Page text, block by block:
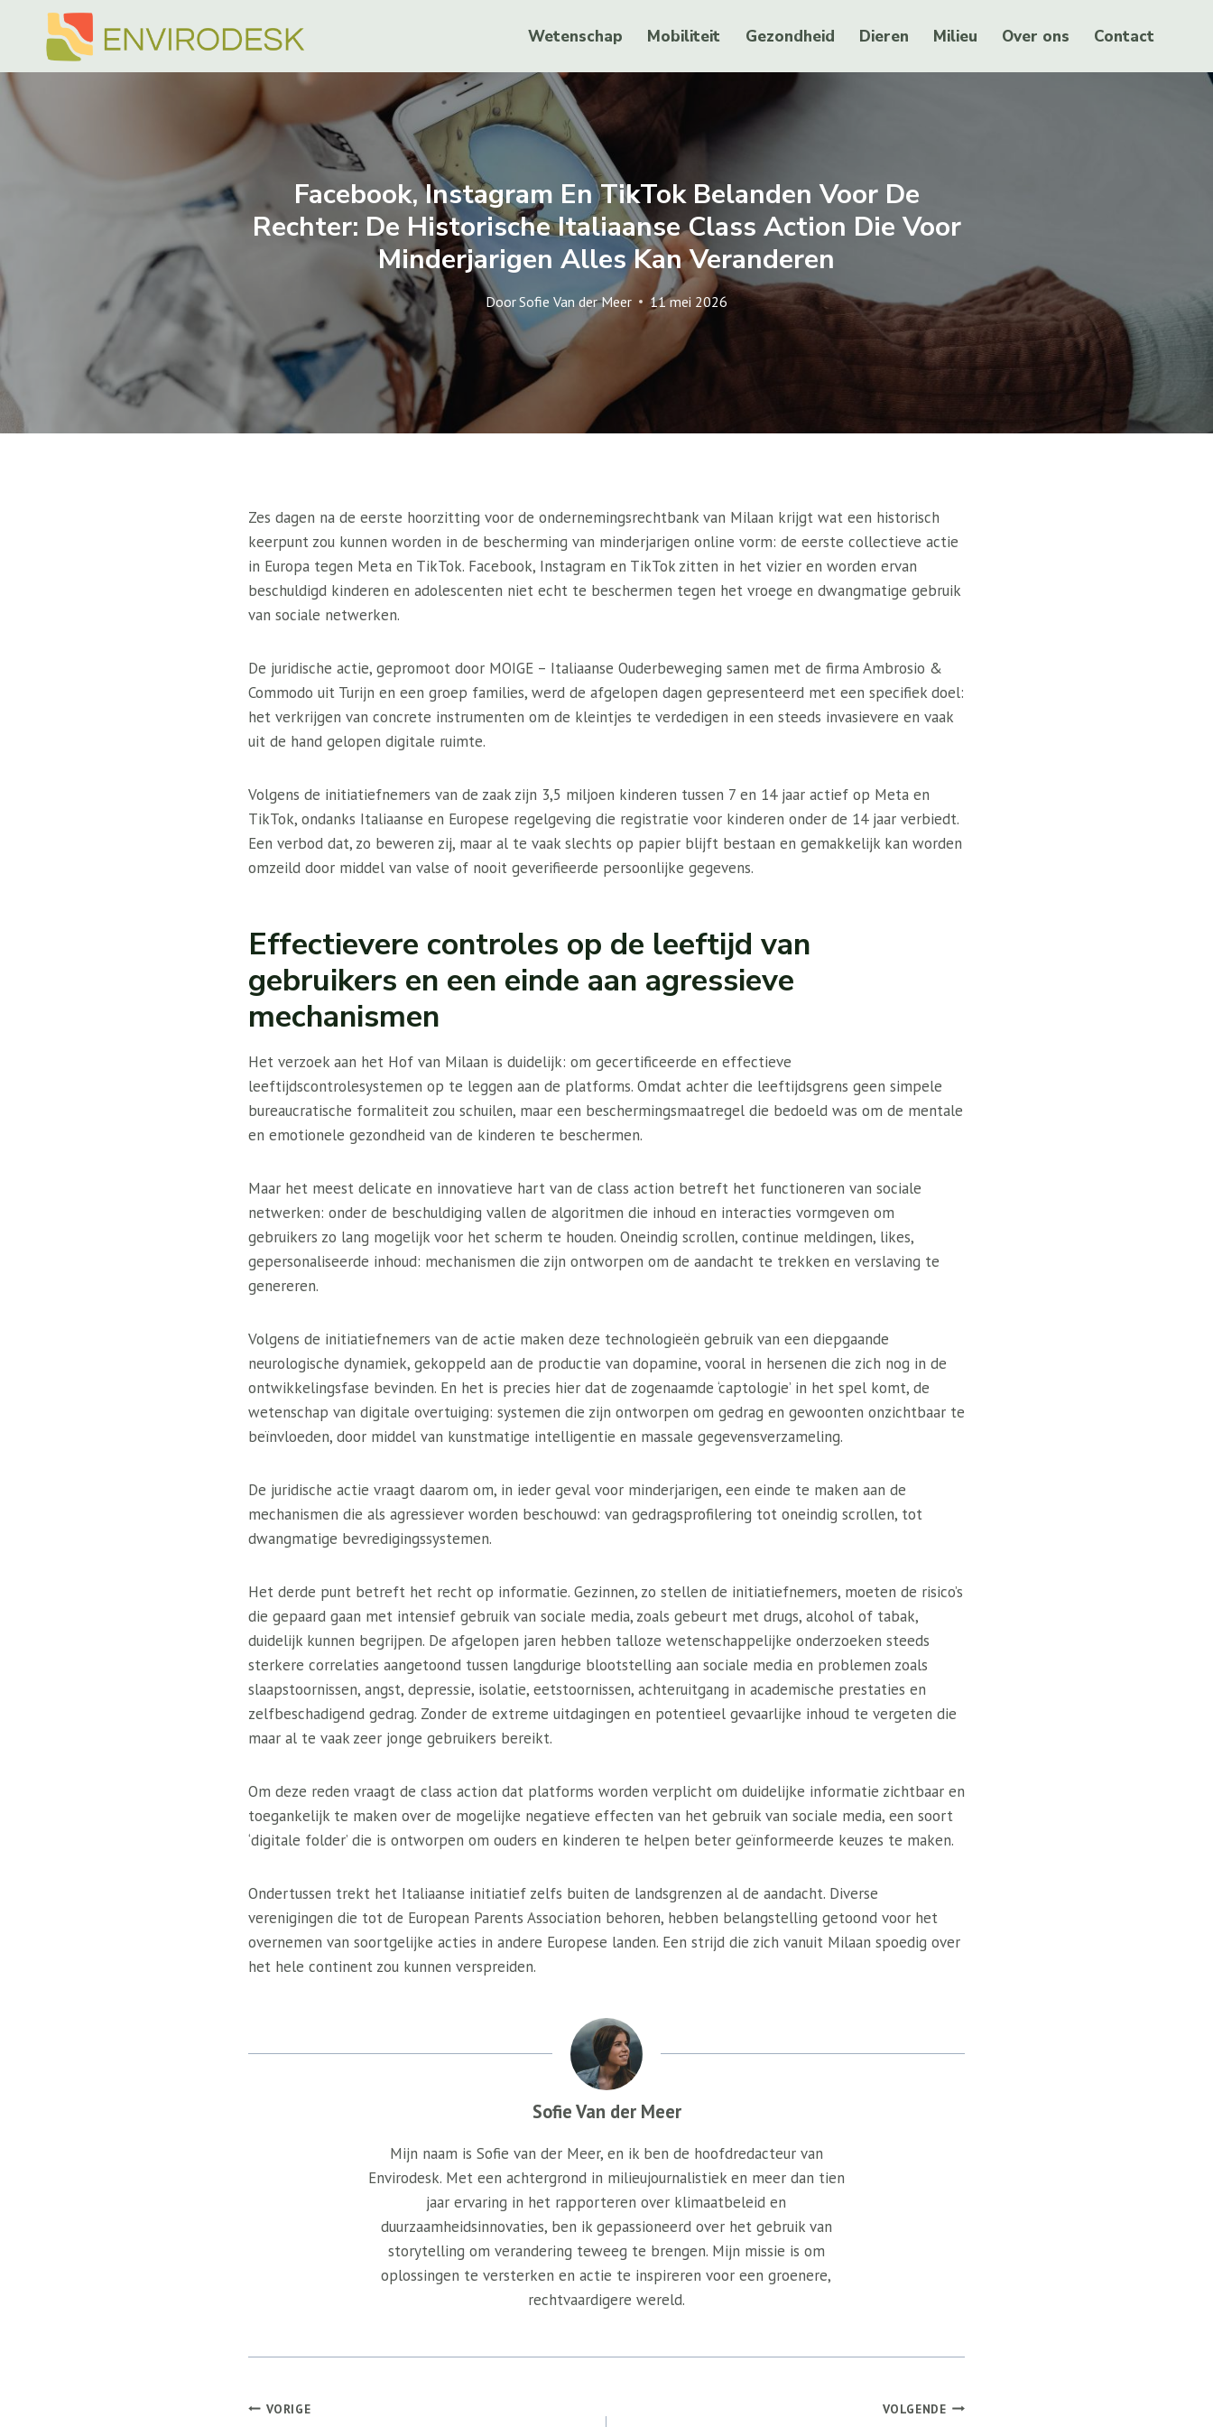
Doorgaan
Wetenschap Mobiliteit Gezondheid Dieren Milieu Over ons Contact
Facebook, Instagram En TikTok Belanden Voor De
Rechter: De Historische Italiaanse Class Action Die Voor
Minderjarigen Alles Kan Veranderen
DoorSofie Van der Meer 11 mei 2026
Zes dagen na de eerste hoorzitting voor de ondernemingsrechtbank van Milaan krijgt wat een historisch
keerpunt zou kunnen worden in de bescherming van minderjarigen online vorm: de eerste collectieve actie
in Europa tegen Meta en TikTok. Facebook, Instagram en TikTok zitten in het vizier en worden ervan
beschuldigd kinderen en adolescenten niet echt te beschermen tegen het vroege en dwangmatige gebruik
van sociale netwerken.
De juridische actie, gepromoot door MOIGE – Italiaanse Ouderbeweging samen met de firma Ambrosio &
Commodo uit Turijn en een groep families, werd de afgelopen dagen gepresenteerd met een specifiek doel:
het verkrijgen van concrete instrumenten om de kleintjes te verdedigen in een steeds invasievere en vaak
uit de hand gelopen digitale ruimte.
Volgens de initiatiefnemers van de zaak zijn 3,5 miljoen kinderen tussen 7 en 14 jaar actief op Meta en
TikTok, ondanks Italiaanse en Europese regelgeving die registratie voor kinderen onder de 14 jaar verbiedt.
Een verbod dat, zo beweren zij, maar al te vaak slechts op papier blijft bestaan ​​en gemakkelijk kan worden
omzeild door middel van valse of nooit geverifieerde persoonlijke gegevens.
Effectievere controles op de leeftijd van
gebruikers en een einde aan agressieve
mechanismen
Het verzoek aan het Hof van Milaan is duidelijk: om gecertificeerde en effectieve
leeftijdscontrolesystemen op te leggen aan de platforms. Omdat achter die leeftijdsgrens geen simpele
bureaucratische formaliteit zou schuilen, maar een beschermingsmaatregel die bedoeld was om de mentale
en emotionele gezondheid van de kinderen te beschermen.
Maar het meest delicate en innovatieve hart van de class action betreft het functioneren van sociale
netwerken: onder de beschuldiging vallen de algoritmen die inhoud en interacties vormgeven om
gebruikers zo lang mogelijk voor het scherm te houden. Oneindig scrollen, continue meldingen, likes,
gepersonaliseerde inhoud: mechanismen die zijn ontworpen om de aandacht te trekken en verslaving te
genereren.
Volgens de initiatiefnemers van de actie maken deze technologieën gebruik van een diepgaande
neurologische dynamiek, gekoppeld aan de productie van dopamine, vooral in hersenen die zich nog in de
ontwikkelingsfase bevinden. En het is precies hier dat de zogenaamde ‘captologie’ in het spel komt, de
wetenschap van digitale overtuiging: systemen die zijn ontworpen om gedrag en gewoonten onzichtbaar te
beïnvloeden, door middel van kunstmatige intelligentie en massale gegevensverzameling.
De juridische actie vraagt ​​daarom om, in ieder geval voor minderjarigen, een einde te maken aan de
mechanismen die als agressiever worden beschouwd: van gedragsprofilering tot oneindig scrollen, tot
dwangmatige bevredigingssystemen.
Het derde punt betreft het recht op informatie. Gezinnen, zo stellen de initiatiefnemers, moeten de risico’s
die gepaard gaan met intensief gebruik van sociale media, zoals gebeurt met drugs, alcohol of tabak,
duidelijk kunnen begrijpen. De afgelopen jaren hebben talloze wetenschappelijke onderzoeken steeds
sterkere correlaties aangetoond tussen langdurige blootstelling aan sociale media en problemen zoals
slaapstoornissen, angst, depressie, isolatie, eetstoornissen, achteruitgang in academische prestaties en
zelfbeschadigend gedrag. Zonder de extreme uitdagingen en potentieel gevaarlijke inhoud te vergeten die
maar al te vaak zeer jonge gebruikers bereikt.
Om deze reden vraagt ​​de class action dat platforms worden verplicht om duidelijke informatie zichtbaar en
toegankelijk te maken over de mogelijke negatieve effecten van het gebruik van sociale media, een soort
‘digitale folder’ die is ontworpen om ouders en kinderen te helpen beter geïnformeerde keuzes te maken.
Ondertussen trekt het Italiaanse initiatief zelfs buiten de landsgrenzen al de aandacht. Diverse
verenigingen die tot de European Parents Association behoren, hebben belangstelling getoond voor het
overnemen van soortgelijke acties in andere Europese landen. Een strijd die zich vanuit Milaan spoedig over
het hele continent zou kunnen verspreiden.
Sofie Van der Meer
Mijn naam is Sofie van der Meer, en ik ben de hoofdredacteur van
Envirodesk. Met een achtergrond in milieujournalistiek en meer dan tien
jaar ervaring in het rapporteren over klimaatbeleid en
duurzaamheidsinnovaties, ben ik gepassioneerd over het gebruik van
storytelling om verandering teweeg te brengen. Mijn missie is om
oplossingen te versterken en actie te inspireren voor een groenere,
rechtvaardigere wereld.
Bericht
VORIGE VOLGENDE